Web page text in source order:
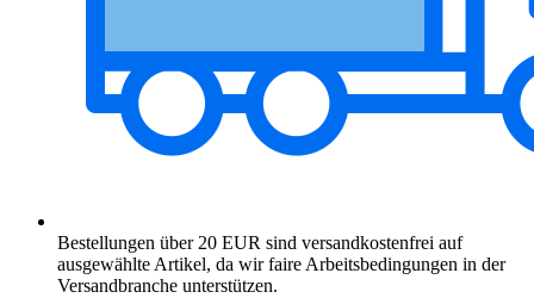
Bestellungen über 20 EUR sind versandkostenfrei auf
ausgewählte Artikel, da wir faire Arbeitsbedingungen in der
Versandbranche unterstützen.